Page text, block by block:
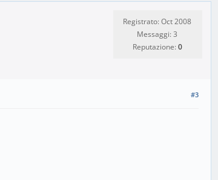
Registrato: Oct 2008
Messaggi: 3
Reputazione: 0
#3